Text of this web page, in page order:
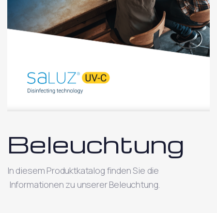
Beleuchtung
In diesem Produktkatalog finden Sie die
Informationen zu unserer Beleuchtung.